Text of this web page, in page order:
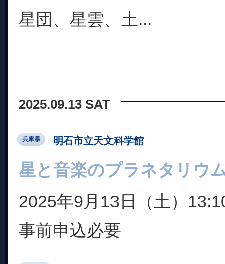
星団、星雲、土...
2025.09.13 SAT
兵庫県 明石市立天文科学館
星と音楽のプラネタリウ
2025年9月13日（土）
事前申込必要